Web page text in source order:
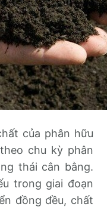
của phân hữu
chu kỳ phân
thái cân bằng.
trong giai đoạn
đồng đều, chất